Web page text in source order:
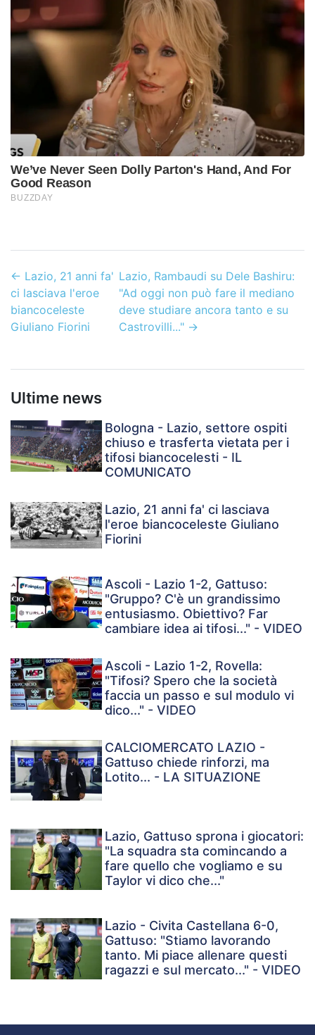
← Lazio, 21 anni fa'
ci lasciava l'eroe
biancoceleste
Giuliano Fiorini
Lazio, Rambaudi su Dele Bashiru:
"Ad oggi non può fare il mediano
deve studiare ancora tanto e su
Castrovilli..."→
Ultime news
Bologna - Lazio, settore ospiti
chiuso e trasferta vietata per i
tifosi biancocelesti - IL
COMUNICATO
Lazio, 21 anni fa' ci lasciava
l'eroe biancoceleste Giuliano
Fiorini
Ascoli - Lazio 1-2, Gattuso:
"Gruppo? C'è un grandissimo
entusiasmo. Obiettivo? Far
cambiare idea ai tifosi..." - VIDEO
Ascoli - Lazio 1-2, Rovella:
"Tifosi? Spero che la società
faccia un passo e sul modulo vi
dico..." - VIDEO
CALCIOMERCATO LAZIO -
Gattuso chiede rinforzi, ma
Lotito... - LA SITUAZIONE
Lazio, Gattuso sprona i giocatori:
"La squadra sta comincando a
fare quello che vogliamo e su
Taylor vi dico che..."
Lazio - Civita Castellana 6-0,
Gattuso: "Stiamo lavorando
tanto. Mi piace allenare questi
ragazzi e sul mercato..." - VIDEO